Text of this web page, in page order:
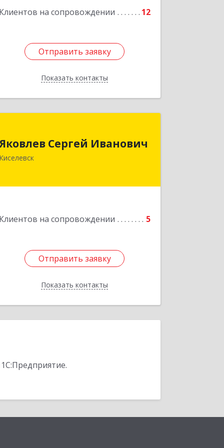
Клиентов на сопровождении 12
Отправить заявку
Показать контакты
Отправить заявку
Назад
Сергей Иванович
Киселевск
Клиентов на сопровождении 5
Отправить заявку
Показать контакты
650002, Кемеровская обл, г.Кемерово,
пр-т Шахтеров, дом № 90, кв.104
Подробнее
Отправить заявку
Назад